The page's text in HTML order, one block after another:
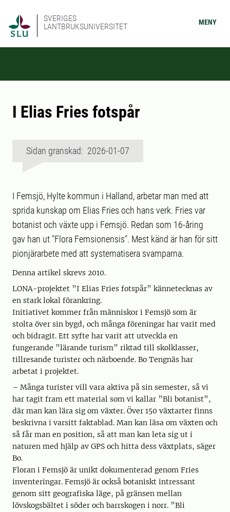
SVERIGES
LANTBRUKSUNIVERSITET
MENY
I Elias Fries fotspår
Sidan granskad: 2026-01-07
I Femsjö, Hylte kommun i Halland, arbetar man med att
sprida kunskap om Elias Fries och hans verk. Fries var
botanist och växte upp i Femsjö. Redan som 16-åring
gav han ut "Flora Femsionensis". Mest känd är han för sitt
pionjärarbete med att systematisera svamparna.
Denna artikel skrevs 2010.
LONA-projektet ”I Elias Fries fotspår” kännetecknas av
en stark lokal förankring.
Initiativet kommer från människor i Femsjö som är
stolta över sin bygd, och många föreningar har varit med
och bidragit. Ett syfte har varit att utveckla en
fungerande ”lärande turism” riktad till skolklasser,
tillresande turister och närboende. Bo Tengnäs har
arbetat i projektet.
– Många turister vill vara aktiva på sin semester, så vi
har tagit fram ett material som vi kallar ”Bli botanist”,
där man kan lära sig om växter. Över 150 växtarter finns
beskrivna i varsitt faktablad. Man kan läsa om växten och
så får man en position, så att man kan leta sig ut i
naturen med hjälp av GPS och hitta dess växtplats, säger
Bo.
Floran i Femsjö är unikt dokumenterad genom Fries
inventeringar. Femsjö är också botaniskt intressant
genom sitt geografiska läge, på gränsen mellan
lövskogsbältet i söder och barrskogen i norr. ”Bli